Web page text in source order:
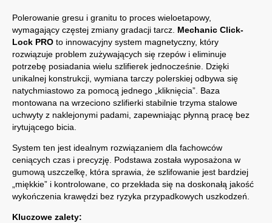
Polerowanie gresu i granitu to proces wieloetapowy,
wymagający częstej zmiany gradacji tarcz. Mechanic Click-
Lock PRO to innowacyjny system magnetyczny, który
rozwiązuje problem zużywających się rzepów i eliminuje
potrzebę posiadania wielu szlifierek jednocześnie. Dzięki
unikalnej konstrukcji, wymiana tarczy polerskiej odbywa się
natychmiastowo za pomocą jednego „kliknięcia”. Baza
montowana na wrzeciono szlifierki stabilnie trzyma stalowe
uchwyty z naklejonymi padami, zapewniając płynną pracę bez
irytującego bicia.
System ten jest idealnym rozwiązaniem dla fachowców
ceniących czas i precyzję. Podstawa została wyposażona w
gumową uszczelkę, która sprawia, że szlifowanie jest bardziej
„miękkie” i kontrolowane, co przekłada się na doskonałą jakość
wykończenia krawędzi bez ryzyka przypadkowych uszkodzeń.
Kluczowe zalety: